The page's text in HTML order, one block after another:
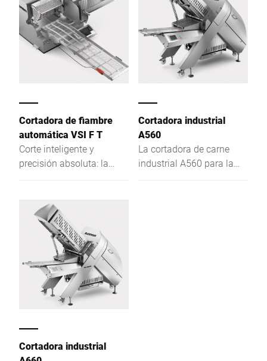
Cortadora de fiambre
automática VSI F T
Corte inteligente y
precisión absoluta: la
combinando el pesaje
exacto con una
integración total en su
línea de producción. Una
solución a medida para
maximizar su flexibilidad
y eficiencia.
Cortadora industrial
A560
La cortadora de carne
industrial A560 para la
Cortadora industrial